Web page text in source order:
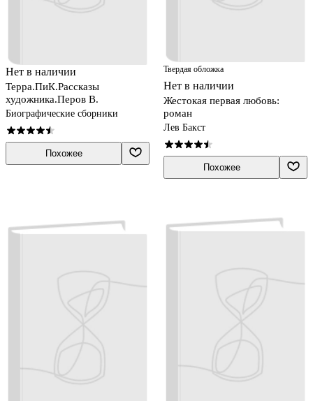
Нет в наличии
Терра.ПиК.Рассказы
художника.Перов В.
Биографические сборники
Похожее
Твердая обложка
Нет в наличии
Жестокая первая любовь:
роман
Лев Бакст
Похожее